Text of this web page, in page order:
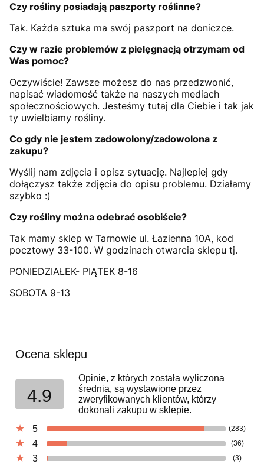
Czy rośliny posiadają paszporty roślinne?
Tak. Każda sztuka ma swój paszport na doniczce.
Czy w razie problemów z pielęgnacją otrzymam od
Was pomoc?
Oczywiście! Zawsze możesz do nas przedzwonić,
napisać wiadomość także na naszych mediach
społecznościowych. Jesteśmy tutaj dla Ciebie i tak jak
ty uwielbiamy rośliny.
Co gdy nie jestem zadowolony/zadowolona z
zakupu?
Wyślij nam zdjęcia i opisz sytuację. Najlepiej gdy
dołączysz także zdjęcia do opisu problemu. Działamy
szybko :)
Czy rośliny można odebrać osobiście?
Tak mamy sklep w Tarnowie ul. Łazienna 10A, kod
pocztowy 33-100. W godzinach otwarcia sklepu tj.
PONIEDZIAŁEK- PIĄTEK 8-16
SOBOTA 9-13
Ocena sklepu
4.9
Opinie, z których została wyliczona
średnia, są wystawione przez
zweryfikowanych klientów, którzy
dokonali zakupu w sklepie.
5
(283)
4 (36)
3 (3)